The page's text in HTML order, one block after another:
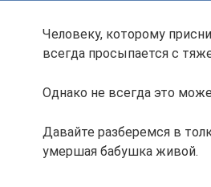
Человеку, которому
всегда просыпается с
Однако не всегда это
Давайте разберемся в
умершая бабушка живой.